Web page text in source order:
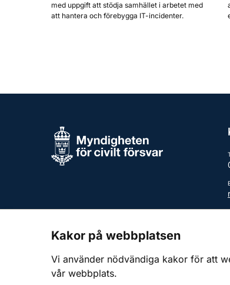
med uppgift att stödja samhället i arbetet med
att hantera och förebygga IT-incidenter.
Kakor på webbplatsen
Vi använder nödvändiga kakor för att
vår webbplats.